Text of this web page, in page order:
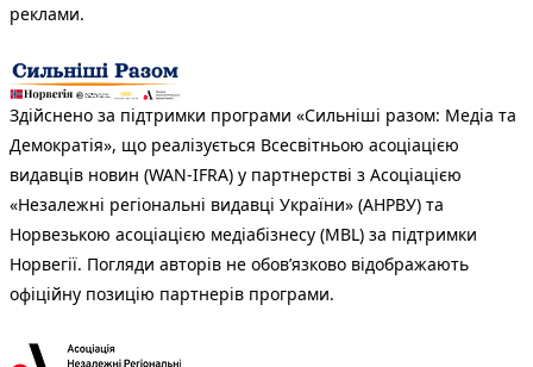
реклами.
Здійснено за підтримки програми «Сильніші разом: Медіа та
Демократія», що реалізується Всесвітньою асоціацією
видавців новин (WAN-IFRA) у партнерстві з Асоціацією
«Незалежні регіональні видавці України» (АНРВУ) та
Норвезькою асоціацією медіабізнесу (MBL) за підтримки
Норвегії. Погляди авторів не обов’язково відображають
офіційну позицію партнерів програми.